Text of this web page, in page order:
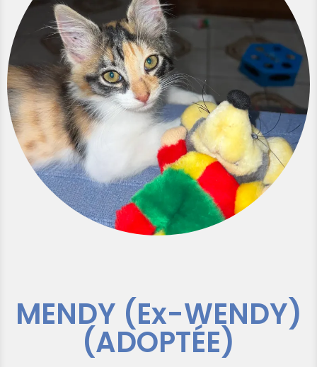
MENDY (Ex-WENDY)
(ADOPTÉE)